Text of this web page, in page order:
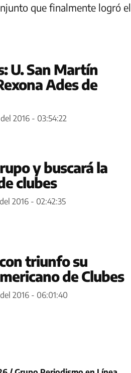
que finalmente logró el
U. San Martín
Ades de
2016 - 03:54:22
y buscará la
clubes
2016 - 02:42:35
triunfo su
de Clubes
2016 - 06:01:40